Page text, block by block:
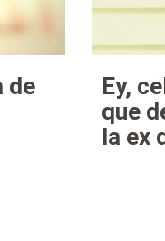
de
Ey,
que
la ex